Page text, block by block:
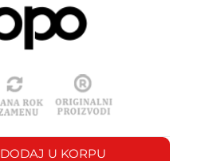
DODAJ U KORPU